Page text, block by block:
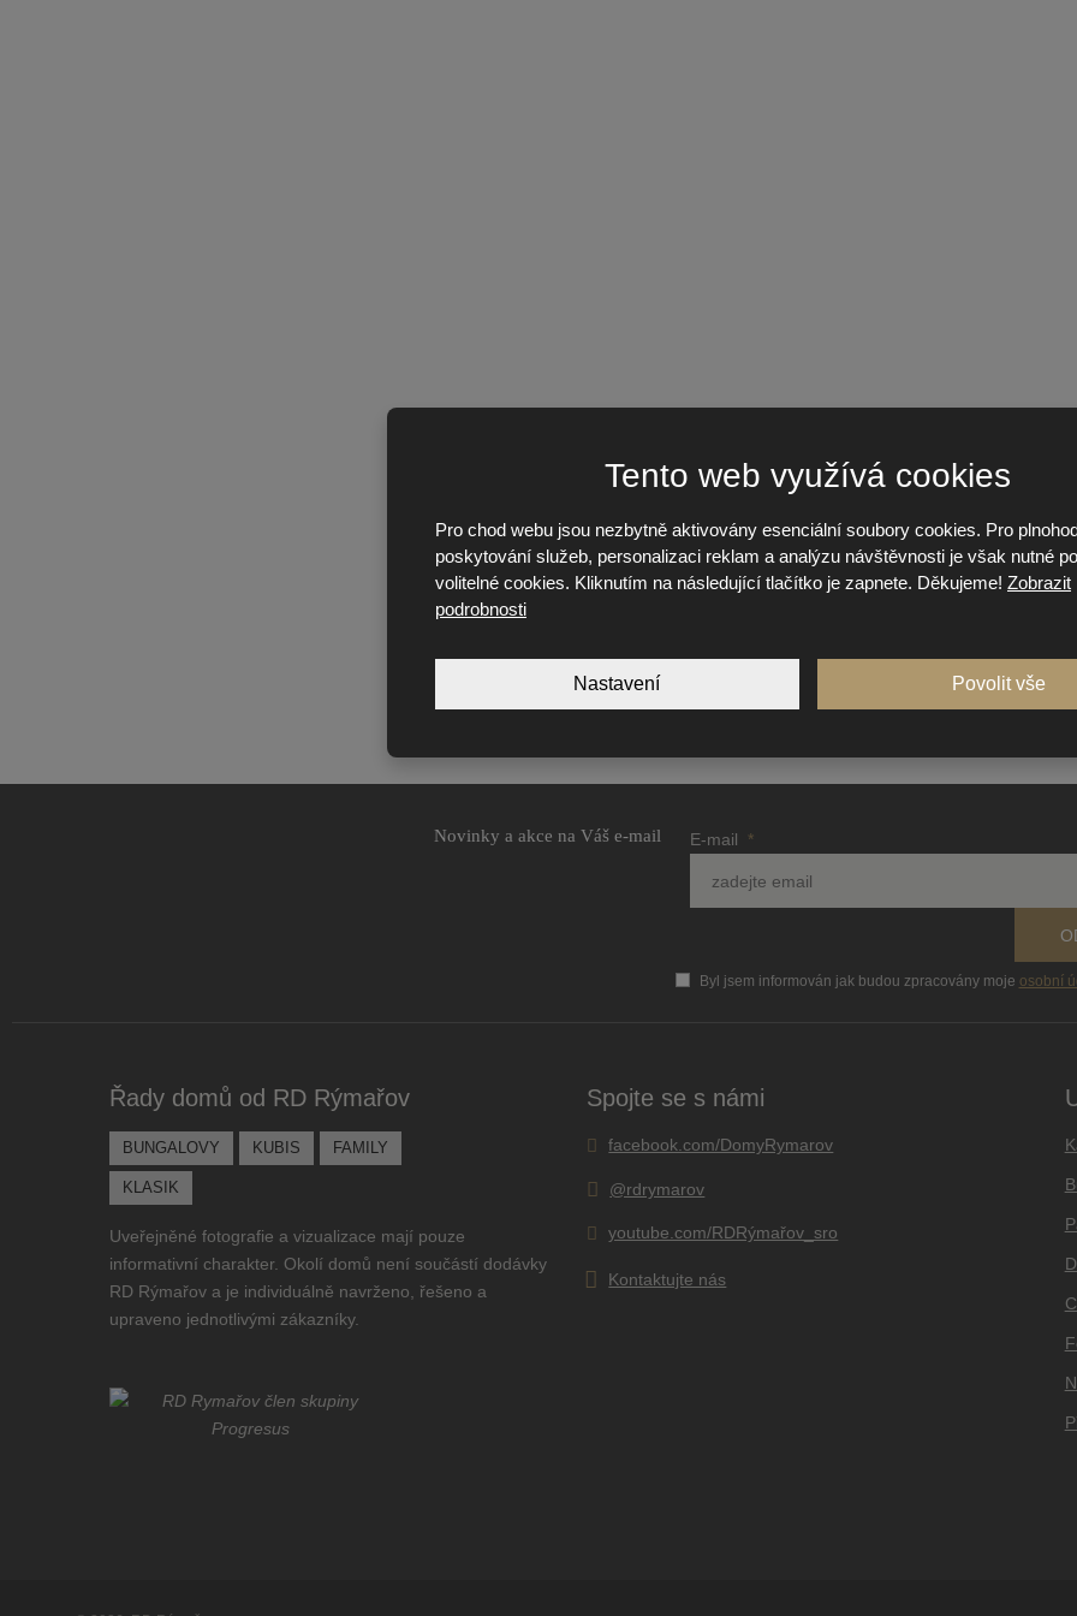
Novinky a akce na Váš e-mail E-mail *
Byl jsem informován jak budou zpracovány moje osobní
odeslat.
Řady domů od RD Rýmařov
BUNGALOVY KUBIS FAMILY
KLASIK
Uveřejněné fotografie a vizualizace mají pouze
informativní charakter. Okolí domů není součástí dodávky
RD Rýmařov a je individuálně navrženo, řešeno a
upraveno jednotlivými zákazníky.
Spojte se s námi
facebook.com/DomyRymarov
@rdrymarov
youtube.com/RDRýmařov_sro
Kontaktujte nás
Tento web využívá cookies
Pro chod webu jsou nezbytně aktivovány esenciální soubory cookies. Pro
poskytování služeb, personalizaci reklam a analýzu návštěvnosti je však nutné
volitelné cookies. Kliknutím na následující tlačítko je zapnete. Děkujeme! Zobrazit
podrobnosti
Nastavení Povolit vše